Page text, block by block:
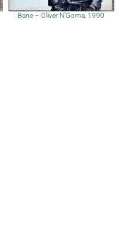
Bane – Oliver N’Goma, 1990